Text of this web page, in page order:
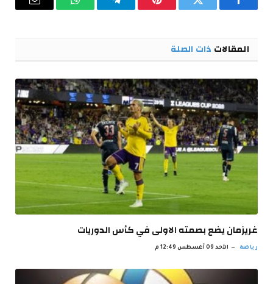
فيسبوك تويتر بينتيريستتيلقرام واتساب البريد
المقالات ذات الصلة
غريزمان يضع بصمته الاولى في كأس الدوريات
رياضة الأحد 09 أغسطس 12:49 م